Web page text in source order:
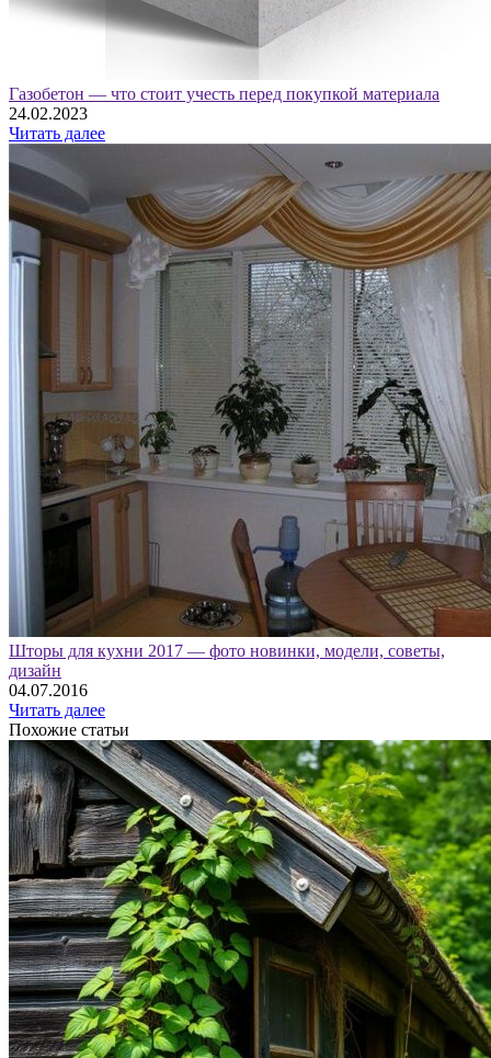
Газобетон — что стоит учесть перед покупкой материала
24.02.2023
Читать далее
Шторы для кухни 2017 — фото новинки, модели, советы,
дизайн
04.07.2016
Читать далее
Похожие статьи